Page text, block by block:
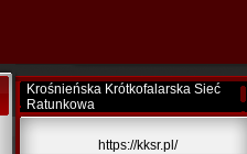
Krośnieńska Krótkofalarska Sieć
Ratunkowa
https://kksr.pl/